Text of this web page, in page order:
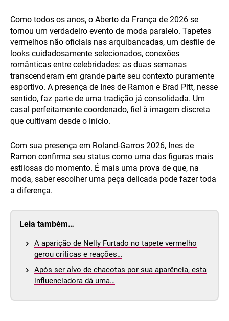
Como todos os anos, o Aberto da França de 2026 se
tornou um verdadeiro evento de moda paralelo. Tapetes
vermelhos não oficiais nas arquibancadas, um desfile de
looks cuidadosamente selecionados, conexões
românticas entre celebridades: as duas semanas
transcenderam em grande parte seu contexto puramente
esportivo. A presença de Ines de Ramon e Brad Pitt, nesse
sentido, faz parte de uma tradição já consolidada. Um
casal perfeitamente coordenado, fiel à imagem discreta
que cultivam desde o início.
Com sua presença em Roland-Garros 2026, Ines de
Ramon confirma seu status como uma das figuras mais
estilosas do momento. É mais uma prova de que, na
moda, saber escolher uma peça delicada pode fazer toda
a diferença.
Leia também…
A aparição de Nelly Furtado no tapete vermelho
gerou críticas e reações…
Após ser alvo de chacotas por sua aparência, esta
influenciadora dá uma…